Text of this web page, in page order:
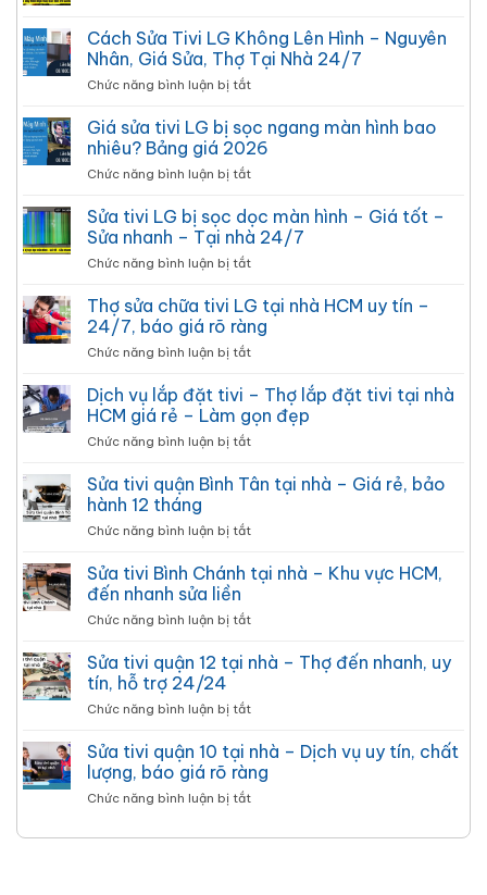
bình
luận
ở
Thay
Màn
Tivi
Samsung
Giá
Nhiêu?
Mới
Cập
Nhập
2026
Cách Sửa Tivi LG Không Lên Hình – Nguyên
Nhân, Giá Sửa, Thợ Tại Nhà 24/7
Chức năng bình luận bị tắtở
Tivi
LG
Không
Hình
–
Nguyên
Nhân,
Sửa,
Thợ
Nhà 24/7
Giá sửa tivi LG bị sọc ngang màn hình bao
nhiêu? Bảng giá 2026
Chức năng bình luận bị tắtở
tivi
LG
bị
ngang
màn
hình
bao
Bảng
giá
2026
Sửa tivi LG bị sọc dọc màn hình – Giá tốt –
Sửa nhanh – Tại nhà 24/7
Chức năng bình luận bị tắtở
tivi
LG
bị
sọc
màn
hình
–
Giá
–
–
nhà
Thợ sửa chữa tivi LG tại nhà HCM uy tín –
24/7, báo giá rõ ràng
Chức năng bình luận bị tắtở
sửa
chữa
tivi
LG
nhà
tín
24/7,
rõ
Dịch vụ lắp đặt tivi – Thợ lắp đặt tivi tại nhà
HCM giá rẻ – Làm gọn đẹp
Chức năng bình luận bị tắtở
vụ
lắp
tivi
Thợ
lắp
tivi
nhà
rẻ
Làm
gọn
Sửa tivi quận Bình Tân tại nhà – Giá rẻ, bảo
hành 12 tháng
Chức năng bình luận bị tắtở
tivi
quận
Tân
nhà
rẻ,
hành
12
Sửa tivi Bình Chánh tại nhà – Khu vực HCM,
đến nhanh sửa liền
Chức năng bình luận bị tắtở
tivi
Bình
tại
–
Khu
vực
HCM,
nhanh
Sửa tivi quận 12 tại nhà – Thợ đến nhanh, uy
tín, hỗ trợ 24/24
Chức năng bình luận bị tắtở
tivi
quận
12
tại
–
Sửa tivi quận 10 tại nhà – Dịch vụ uy tín, chất
lượng, báo giá rõ ràng
Chức năng bình luận bị tắtở